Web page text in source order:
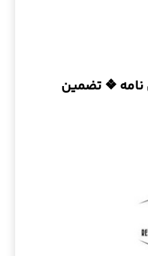
نامه ❖ تضمین